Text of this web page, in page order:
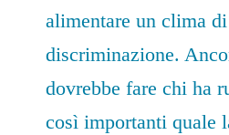
alimentare un clima
discriminazione.
dovrebbe fare chi ha
così importanti quale